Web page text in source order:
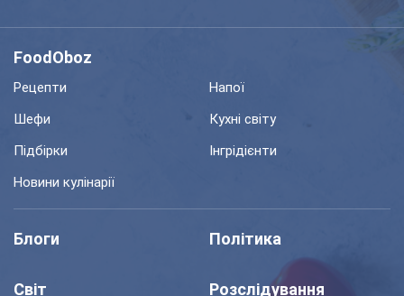
FoodOboz
Рецепти
Напої
Шефи
Кухні світу
Підбірки
Інгрідієнти
Новини кулінарії
Блоги Політика
Світ Розслідування